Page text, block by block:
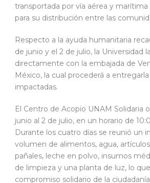
transportada por vía aérea y marítima
para su distribución entre las
Respecto a la ayuda humanitaria
de junio y el 2 de julio, la Universidad
directamente con la embajada de
México, la cual procederá a
impactadas.
El Centro de Acopio UNAM Solidaria
junio al 2 de julio, en un horario de
Durante los cuatro días se reunió un
volumen de alimentos, agua,
pañales, leche en polvo, insumos
de limpieza y una planta de luz, lo
compromiso solidario de la